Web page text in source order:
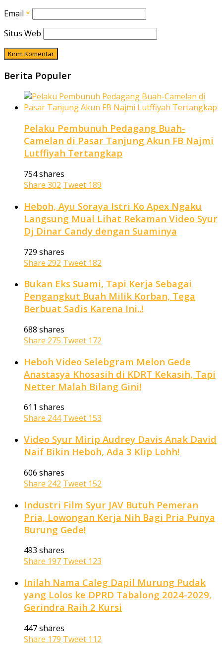
Email *
Situs Web
Berita Populer
Pelaku Pembunuh Pedagang Buah-
Camelan di Pasar Tanjung Akun FB Najmi
Lutffiyah Tertangkap
754 shares
Share 302 Tweet 189
Heboh, Ayu Soraya Istri Ko Apex Ngaku
Langsung Mual Lihat Rekaman Video Syur
Dj Dinar Candy dengan Suaminya
729 shares
Share 292 Tweet 182
Bukan Eks Suami, Tapi Kerja Sebagai
Pengangkut Buah Milik Korban, Tega
Berbuat Sadis Karena Ini..!
688 shares
Share 275 Tweet 172
Heboh Video Selebgram Melon Gede
Anastasya Khosasih di KDRT Kekasih, Tapi
Netter Malah Bilang Gini!
611 shares
Share 244 Tweet 153
Video Syur Mirip Audrey Davis Anak David
Naif Bikin Heboh, Ada 3 Klip Lohh!
606 shares
Share 242 Tweet 152
Industri Film Syur JAV Butuh Pemeran
Pria, Lowongan Kerja Nih Bagi Pria Punya
Burung Gede!
493 shares
Share 197 Tweet 123
Inilah Nama Caleg Dapil Murung Pudak
yang Lolos ke DPRD Tabalong 2024-2029,
Gerindra Raih 2 Kursi
447 shares
Share 179 Tweet 112